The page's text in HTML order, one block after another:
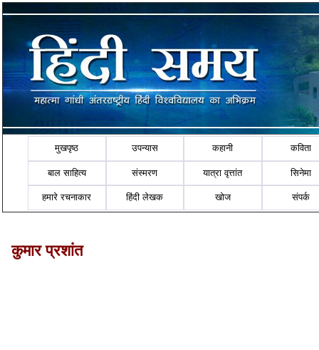
मुखपृष्ठ उपन्यास कहानी कविता
बाल साहित्य संस्मरण यात्रा वृत्तांत सिनेमा
हमारे रचनाकार हिंदी लेखक खोज संपर्क
कुमार प्रशांत